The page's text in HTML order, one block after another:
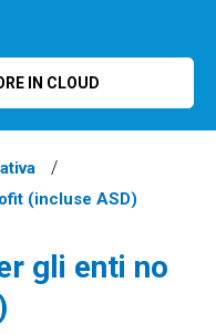
IN CLOUD
(incluse ASD)
gli enti no